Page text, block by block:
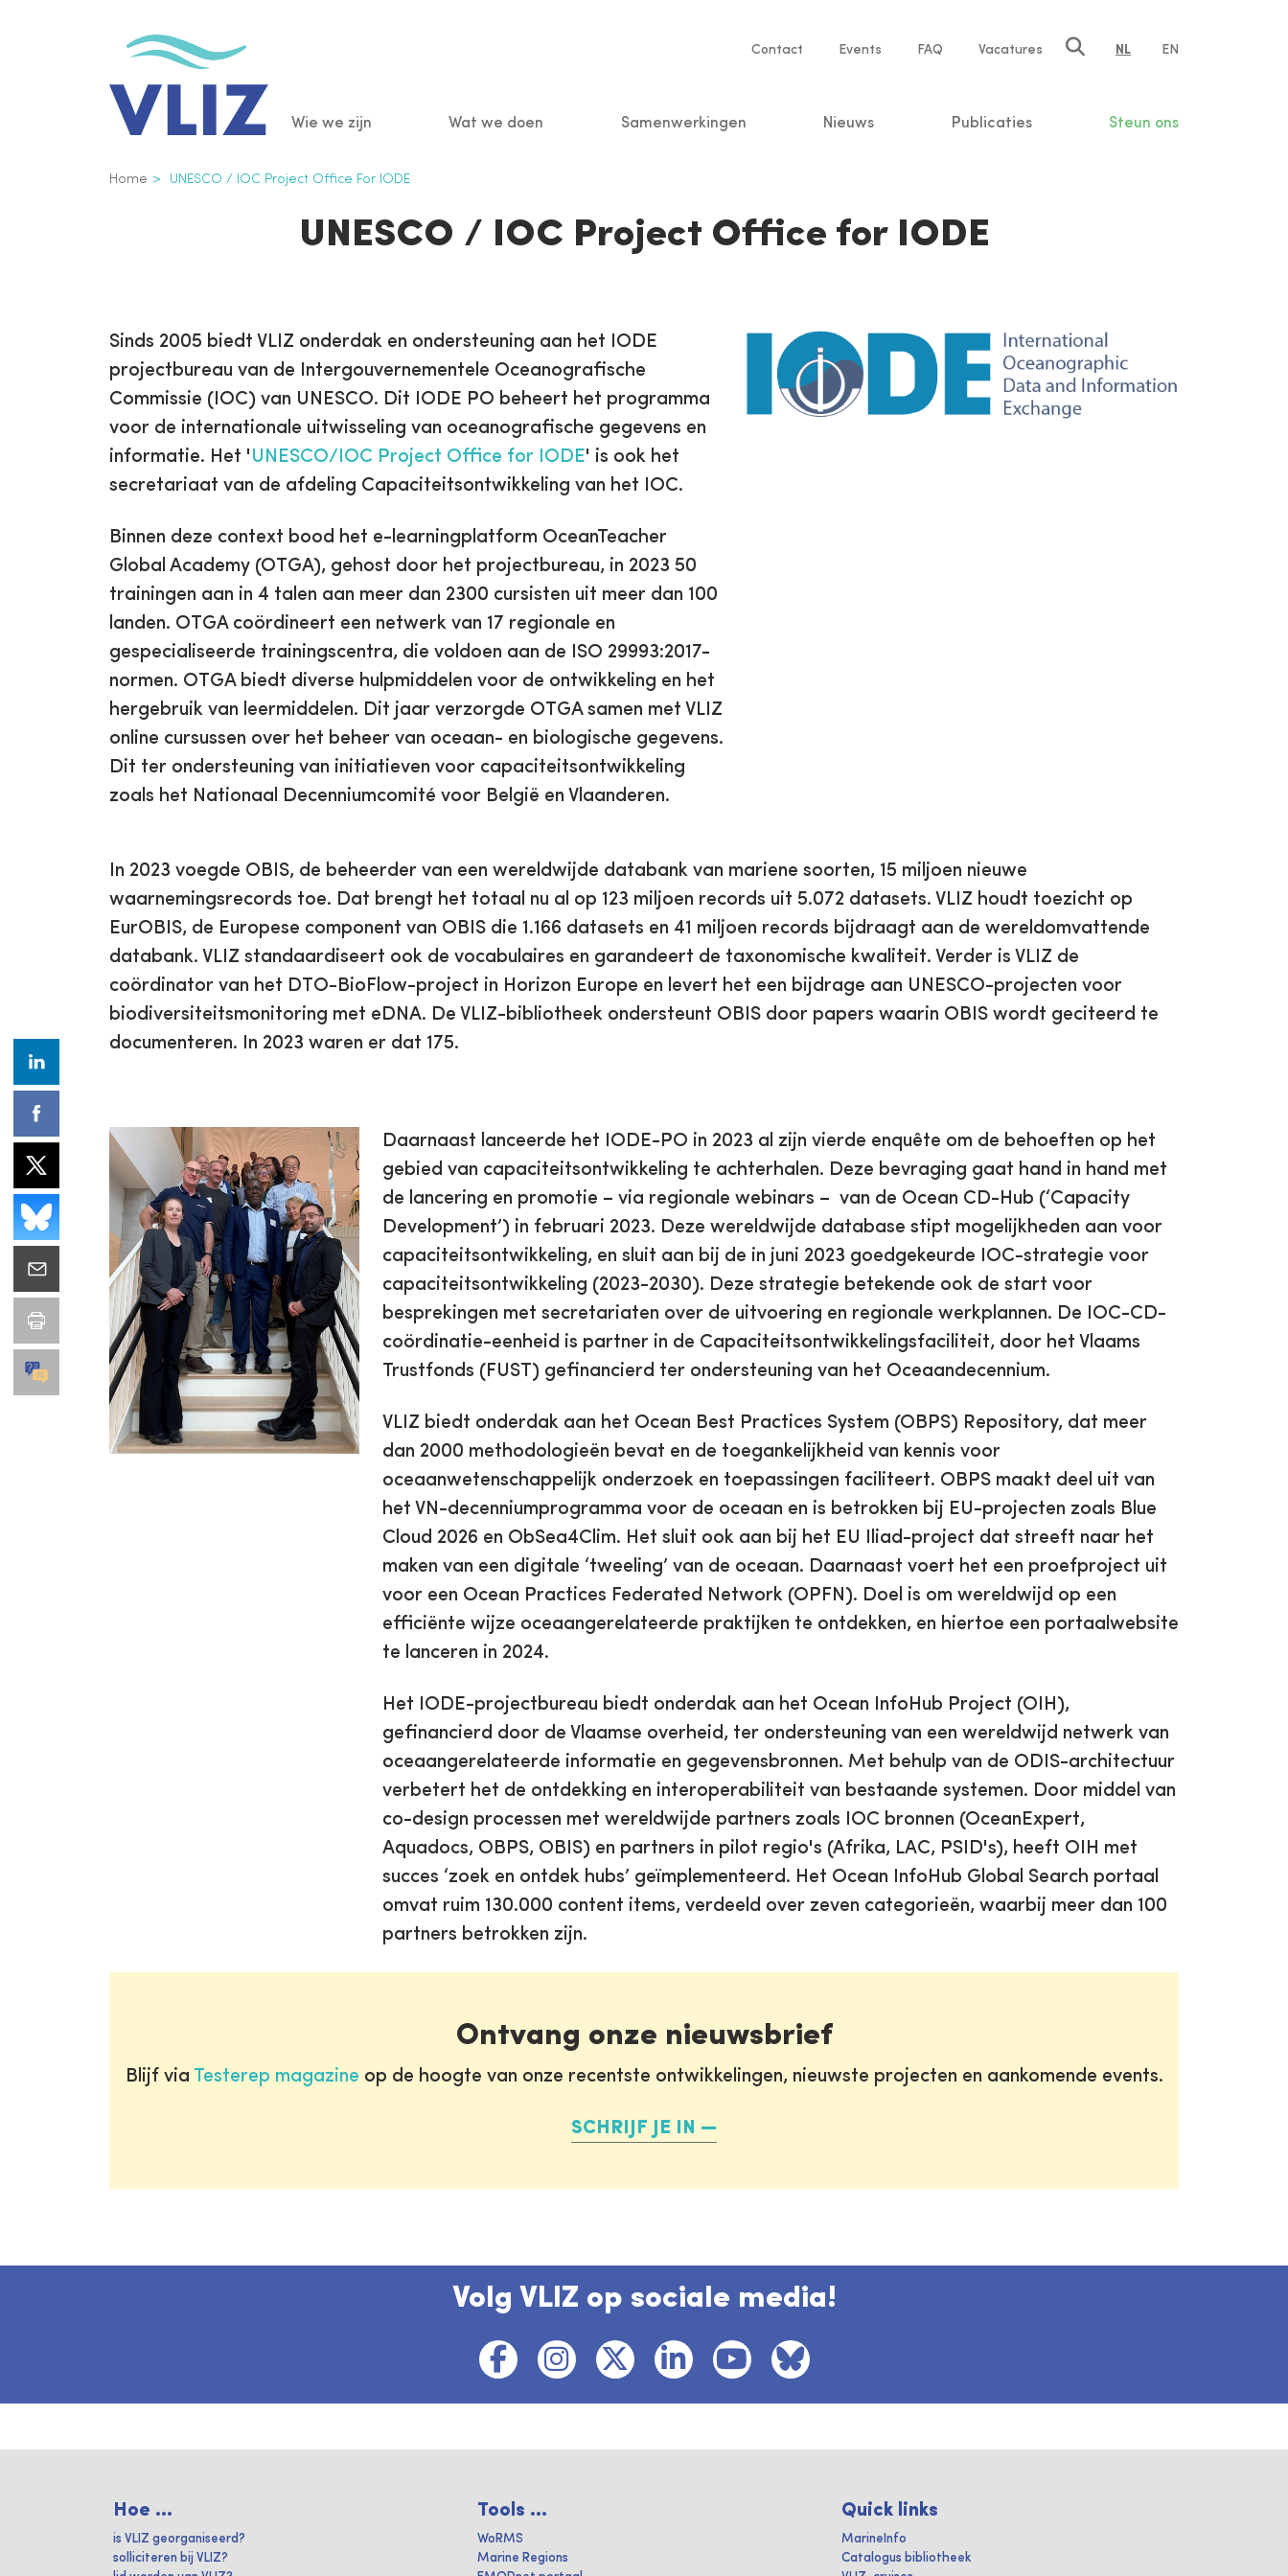
Service
Contact Events FAQ Vacatures NL EN
Main
navigation
Wie we zijn Wat we doen Samenwerkingen Nieuws Publicaties Steun ons
Kruimelpad
Home UNESCO / IOC Project Office For IODE
UNESCO / IOC Project Office for IODE
Sinds 2005 biedt VLIZ onderdak en ondersteuning aan het IODE
projectbureau van de Intergouvernementele Oceanografische
Commissie (IOC) van UNESCO. Dit IODE PO beheert het programma
voor de internationale uitwisseling van oceanografische gegevens en
informatie. Het ' UNESCO/IOC Project Office for IODE' is ook het
secretariaat van de afdeling Capaciteitsontwikkeling van het IOC.
Binnen deze context bood het e-learningplatform OceanTeacher
Global Academy (OTGA), gehost door het projectbureau, in 2023 50
trainingen aan in 4 talen aan meer dan 2300 cursisten uit meer dan 100
landen. OTGA coördineert een netwerk van 17 regionale en
gespecialiseerde trainingscentra, die voldoen aan de ISO 29993:2017-
normen. OTGA biedt diverse hulpmiddelen voor de ontwikkeling en het
hergebruik van leermiddelen. Dit jaar verzorgde OTGA samen met VLIZ
online cursussen over het beheer van oceaan- en biologische gegevens.
Dit ter ondersteuning van initiatieven voor capaciteitsontwikkeling
zoals het Nationaal Decenniumcomité voor België en Vlaanderen.
In 2023 voegde OBIS, de beheerder van een wereldwijde databank van mariene soorten, 15 miljoen nieuwe
waarnemingsrecords toe. Dat brengt het totaal nu al op 123 miljoen records uit 5.072 datasets. VLIZ houdt toezicht op
EurOBIS, de Europese component van OBIS die 1.166 datasets en 41 miljoen records bijdraagt aan de wereldomvattende
databank. VLIZ standaardiseert ook de vocabulaires en garandeert de taxonomische kwaliteit. Verder is VLIZ de
coördinator van het DTO-BioFlow-project in Horizon Europe en levert het een bijdrage aan UNESCO-projecten voor
biodiversiteitsmonitoring met eDNA. De VLIZ-bibliotheek ondersteunt OBIS door papers waarin OBIS wordt geciteerd te
documenteren. In 2023 waren er dat 175.
Daarnaast lanceerde het IODE-PO in 2023 al zijn vierde enquête om de behoeften op het
gebied van capaciteitsontwikkeling te achterhalen. Deze bevraging gaat hand in hand met
de lancering en promotie – via regionale webinars – van de Ocean CD-Hub (‘Capacity
Development’) in februari 2023. Deze wereldwijde database stipt mogelijkheden aan voor
capaciteitsontwikkeling, en sluit aan bij de in juni 2023 goedgekeurde IOC-strategie voor
capaciteitsontwikkeling (2023-2030). Deze strategie betekende ook de start voor
besprekingen met secretariaten over de uitvoering en regionale werkplannen. De IOC-CD-
coördinatie-eenheid is partner in de Capaciteitsontwikkelingsfaciliteit, door het Vlaams
Trustfonds (FUST) gefinancierd ter ondersteuning van het Oceaandecennium.
VLIZ biedt onderdak aan het Ocean Best Practices System (OBPS) Repository, dat meer
dan 2000 methodologieën bevat en de toegankelijkheid van kennis voor
oceaanwetenschappelijk onderzoek en toepassingen faciliteert. OBPS maakt deel uit van
het VN-decenniumprogramma voor de oceaan en is betrokken bij EU-projecten zoals Blue
Cloud 2026 en ObSea4Clim. Het sluit ook aan bij het EU Iliad-project dat streeft naar het
maken van een digitale ‘tweeling’ van de oceaan. Daarnaast voert het een proefproject uit
voor een Ocean Practices Federated Network (OPFN). Doel is om wereldwijd op een
efficiënte wijze oceaangerelateerde praktijken te ontdekken, en hiertoe een portaalwebsite
te lanceren in 2024.
Het IODE-projectbureau biedt onderdak aan het Ocean InfoHub Project (OIH),
gefinancierd door de Vlaamse overheid, ter ondersteuning van een wereldwijd netwerk van
oceaangerelateerde informatie en gegevensbronnen. Met behulp van de ODIS-architectuur
verbetert het de ontdekking en interoperabiliteit van bestaande systemen. Door middel van
co-design processen met wereldwijde partners zoals IOC bronnen (OceanExpert,
Aquadocs, OBPS, OBIS) en partners in pilot regio's (Afrika, LAC, PSID's), heeft OIH met
succes ‘zoek en ontdek hubs’ geïmplementeerd. Het Ocean InfoHub Global Search portaal
omvat ruim 130.000 content items, verdeeld over zeven categorieën, waarbij meer dan 100
partners betrokken zijn.
Ontvang onze nieuwsbrief
Blijf via Testerep magazine op de hoogte van onze recentste ontwikkelingen, nieuwste projecten en aankomende events.
SCHRIJF JE IN
Volg VLIZ op sociale media!
Hoe ...
is VLIZ georganiseerd?
solliciteren bij VLIZ?
Tools ...
WoRMS
Marine Regions
Quick links
MarineInfo
Catalogus bibliotheek